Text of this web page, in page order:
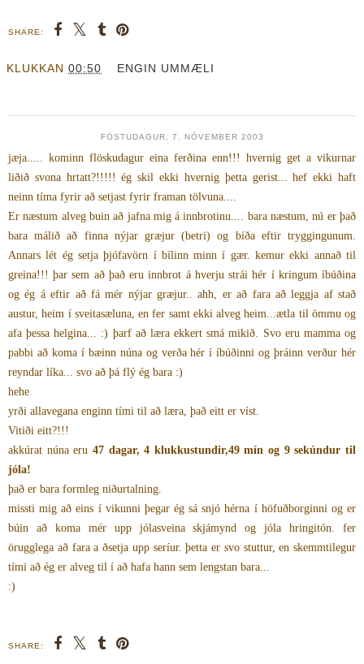
SHARE:
KLUKKAN 00:50 ENGIN UMMÆLI
FÖSTUDAGUR, 7. NÓVEMBER 2003
jæja..... kominn flöskudagur eina ferðina enn!!! hvernig get a vikurnar
liðið svona hrtatt?!!!!! ég skil ekki hvernig þetta gerist... hef ekki haft
neinn tíma fyrir að setjast fyrir framan tölvuna....
Er næstum alveg buin að jafna mig á innbrotinu.... bara næstum, nú er það
bara málið að finna nýjar græjur (betri) og bíða eftir tryggingunum.
Annars lét ég setja þjófavörn í bílinn minn í gær. kemur ekki annað til
greina!!! þar sem að það eru innbrot á hverju strái hér í kringum íbúðina
og ég á eftir að fá mér nýjar græjur.. ahh, er að fara að leggja af stað
austur, heim í sveitasæluna, en fer samt ekki alveg heim...ætla til ömmu og
afa þessa helgina... :) þarf að læra ekkert smá mikið. Svo eru mamma og
pabbi að koma í bæinn núna og verða hér í íbúðinni og þráinn verður hér
reyndar líka... svo að þá flý ég bara :)
hehe
yrði allavegana enginn tími til að læra, það eitt er víst.
Vitiði eitt?!!!
akkúrat núna eru 47 dagar, 4 klukkustundir,49 mín og 9 sekúndur til
jóla!
það er bara formleg niðurtalning.
missti mig að eins í vikunni þegar ég sá snjó hérna í höfuðborginni og er
búin að koma mér upp jólasveina skjámynd og jóla hringitón. fer
örugglega að fara a ðsetja upp seríur. þetta er svo stuttur, en skemmtilegur
tími að ég er alveg til í að hafa hann sem lengstan bara...
:)
SHARE: